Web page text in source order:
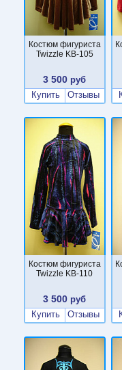
Костюм фигуриста
Twizzle KB-105
3 500 руб
Купить
Отзывы
Костюм фигуриста
Twizzle KB-110
3 500 руб
Купить
Отзывы